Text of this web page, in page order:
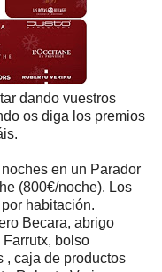
dando vuestros
os diga los premios
en un Parador
(800€/noche). Los
habitación.
Becara, abrigo
bolso
, caja de productos